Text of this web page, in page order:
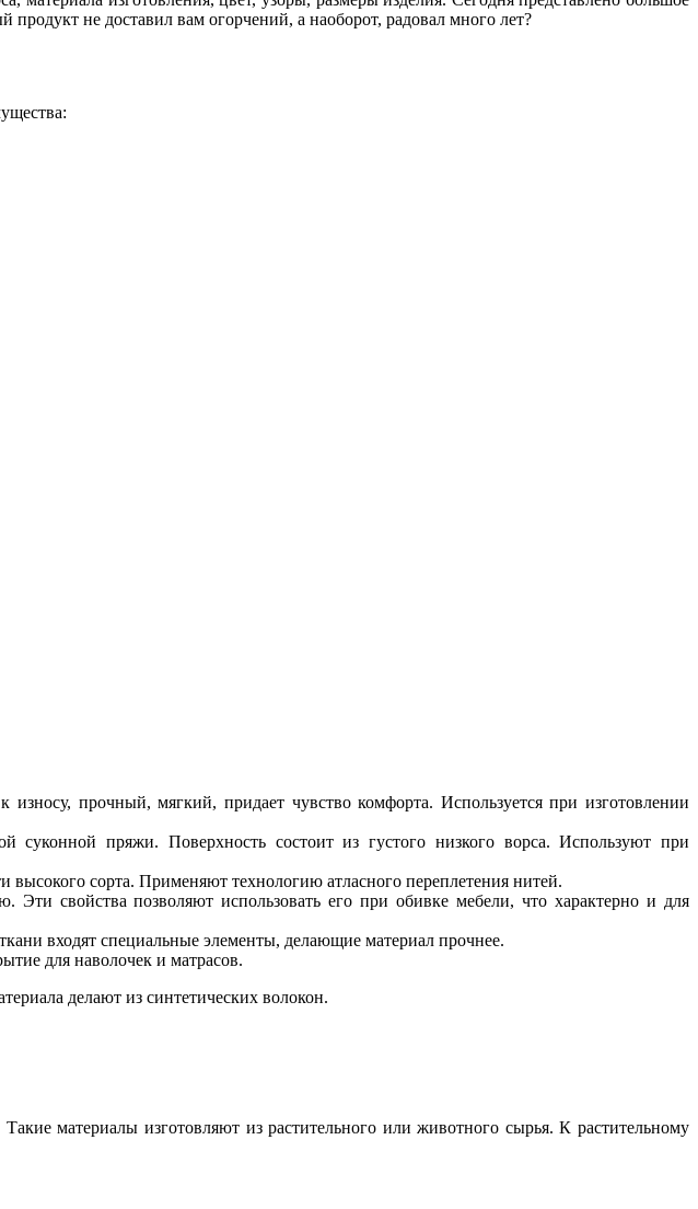
не доставил вам огорчений, а наоборот, радовал много лет?
прочный, мягкий, придает чувство комфорта. Используется при изготовлении
пряжи. Поверхность состоит из густого низкого ворса. Используют при
сорта. Применяют технологию атласного переплетения нитей.
свойства позволяют использовать его при обивке мебели, что характерно и для
входят специальные элементы, делающие материал прочнее.
для наволочек и матрасов.
делают из синтетических волокон.
материалы изготовляют из растительного или животного сырья. К растительному